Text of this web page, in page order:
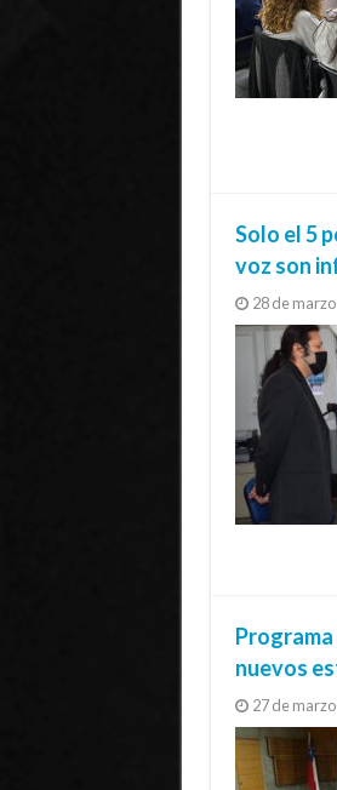
Solo el 5
voz son
28 de
Programa
nuevos
27 de